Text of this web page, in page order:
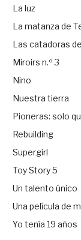
La luz
La matanza de
Las catadoras
Miroirs n.º 3
Nino
Nuestra tierra
Pioneras: solo
Rebuilding
Supergirl
Toy Story 5
Un talento único
Una película de
Yo tenía 19 años